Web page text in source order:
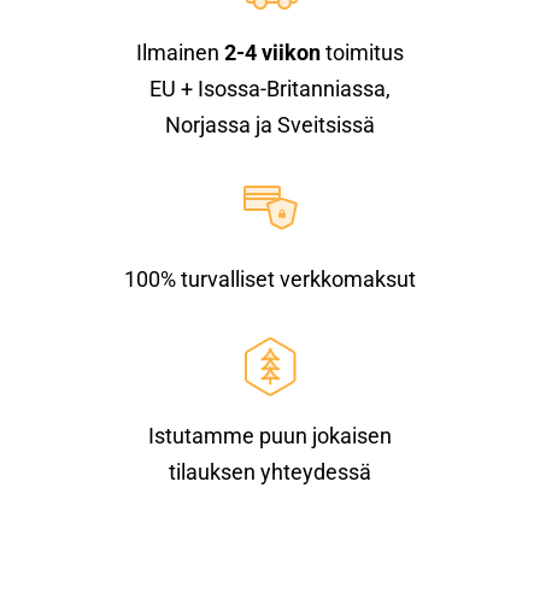
Ilmainen 2-4 viikontoimitus
EU + Isossa-Britanniassa,
Norjassa ja Sveitsissä
100% turvalliset verkkomaksut
Istutamme puun jokaisen
tilauksen yhteydessä